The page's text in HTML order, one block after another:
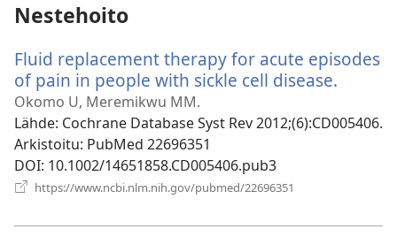
Nestehoito
Fluid replacement therapy for acute episodes
of pain in people with sickle cell disease.
Okomo U, Meremikwu MM.
Lähde‎: Cochrane Database Syst Rev 2012;(6):CD005406.
Arkistoitu‎: PubMed 22696351
DOI‎: 10.1002/14651858.CD005406.pub3
https://www.ncbi.nlm.nih.gov/pubmed/22696351